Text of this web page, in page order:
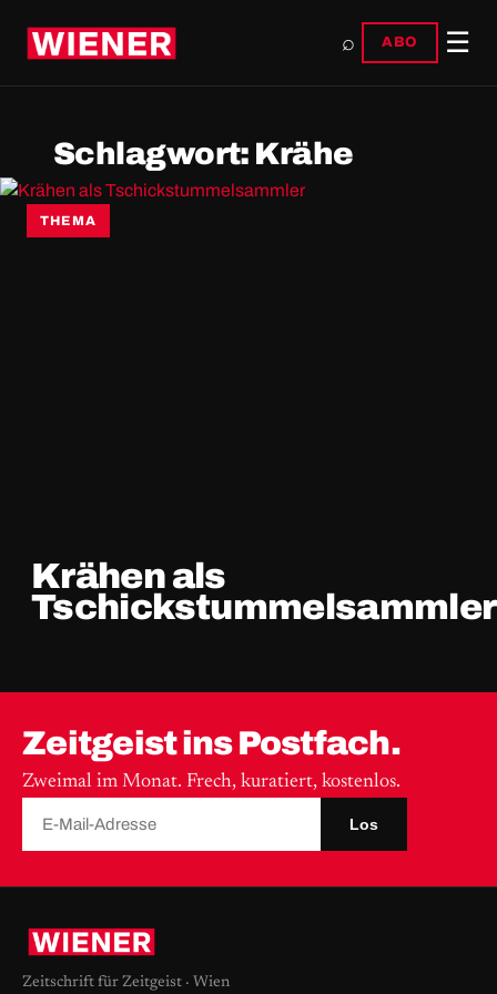
⌕ ABO ☰
Schlagwort: Krähe
THEMA
Krähen als
Tschickstummelsammler
Zeitgeist ins Postfach.
Zweimal im Monat. Frech, kuratiert, kostenlos.
Los
Zeitschrift für Zeitgeist · Wien